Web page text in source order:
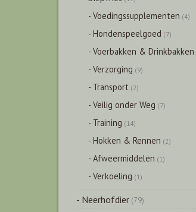
- Voedingssupplementen (4)
- Hondenspeelgoed (7)
- Voerbakken & Drinkbakken
- Verzorging (9)
- Transport (2)
- Veilig onder Weg (7)
- Training (14)
- Hokken & Rennen (2)
- Afweermiddelen (1)
- Verkoeling (1)
- Neerhofdier (79)